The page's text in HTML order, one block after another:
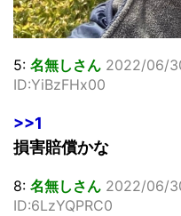
5: 名無しさん 2022/06/
ID:YiBzFHx00
>>1
損害賠償かな
8: 名無しさん 2022/06/
ID:6LzYQPRC0